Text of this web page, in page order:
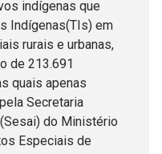
indígenas que
Indígenas(TIs) em
rurais e urbanas,
de 213.691
quais apenas
Secretaria
do Ministério
Especiais de